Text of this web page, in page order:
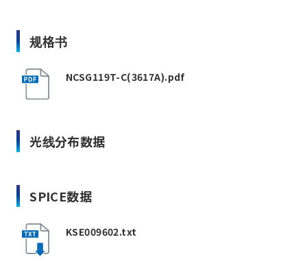
规格书
NCSG119T-C(3617A).pdf
光线分布数据
SPICE数据
KSE009602.txt